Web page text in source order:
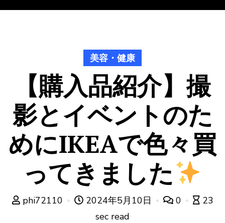
美容・健康
【購入品紹介】撮
影とイベントのた
めにIKEAで色々買
ってきました
phi72110 2024年5月10日 0
23
sec read